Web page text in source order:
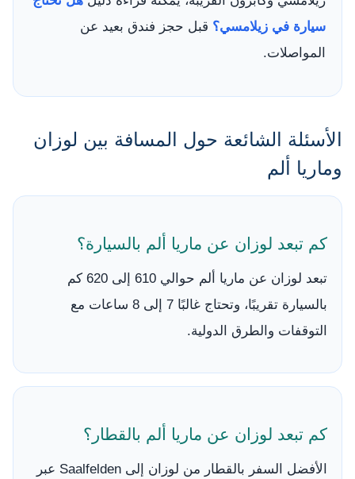
سيارة في زيلامسي؟ قبل حجز فندق بعيد عن
المواصلات.
الأسئلة الشائعة حول المسافة بين لوزان
وماريا ألم
كم تبعد لوزان عن ماريا ألم بالسيارة؟
تبعد لوزان عن ماريا ألم حوالي 610 إلى 620 كم
بالسيارة تقريبًا، وتحتاج غالبًا 7 إلى 8 ساعات مع
التوقفات والطرق الدولية.
كم تبعد لوزان عن ماريا ألم بالقطار؟
الأفضل السفر بالقطار من لوزان إلى Saalfelden عبر